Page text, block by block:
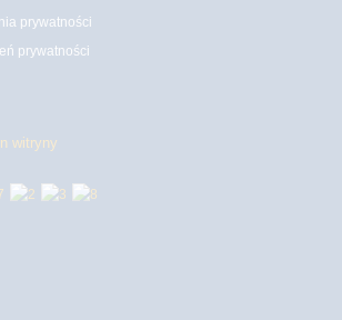
prywatności
prywatności
witryny